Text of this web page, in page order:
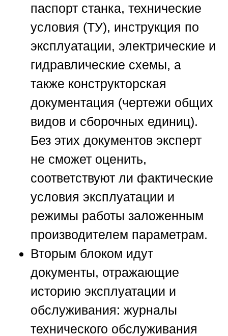
паспорт станка, технические
условия (ТУ), инструкция по
эксплуатации, электрические и
гидравлические схемы, а
также конструкторская
документация (чертежи общих
видов и сборочных единиц).
Без этих документов эксперт
не сможет оценить,
соответствуют ли фактические
условия эксплуатации и
режимы работы заложенным
производителем параметрам.
Вторым блоком идут
документы, отражающие
историю эксплуатации и
обслуживания: журналы
технического обслуживания